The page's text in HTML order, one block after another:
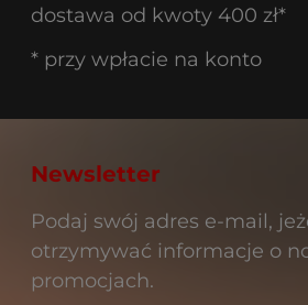
dostawa od kwoty 400 zł*
* przy wpłacie na konto
Newsletter
Podaj swój adres e-mail,
otrzymywać informacje o
promocjach.